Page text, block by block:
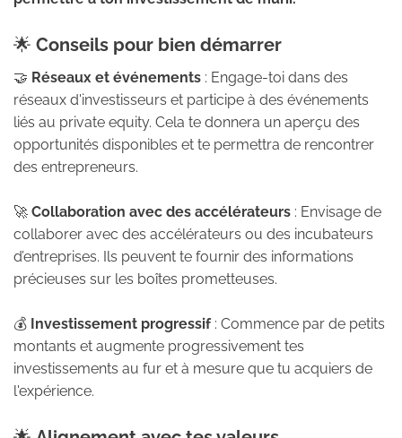
🌟 Conseils pour bien démarrer
🤝 Réseaux et événements : Engage-toi dans des
réseaux d'investisseurs et participe à des événements
liés au private equity. Cela te donnera un aperçu des
opportunités disponibles et te permettra de rencontrer
des entrepreneurs.
🚀 Collaboration avec des accélérateurs : Envisage de
collaborer avec des accélérateurs ou des incubateurs
d’entreprises. Ils peuvent te fournir des informations
précieuses sur les boîtes prometteuses.
💰 Investissement progressif: Commence par de petits
montants et augmente progressivement tes
investissements au fur et à mesure que tu acquiers de
l'expérience.